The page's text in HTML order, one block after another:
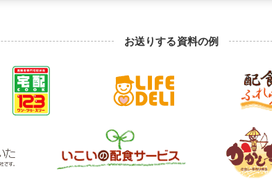
お送りする資料の例